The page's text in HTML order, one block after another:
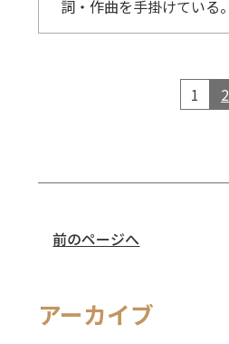
詞・作曲を手掛けている。
1 2
前のページへ
アーカイブ